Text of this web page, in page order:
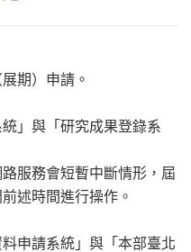
期）申請。
」與「研究成果登錄系
服務會短暫中斷情形，屆
述時間進行操作。
申請系統」與「本部臺北